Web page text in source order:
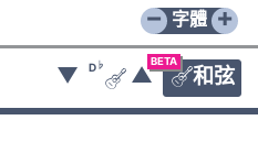
− +
字體
BETA
和弦
▼ D♭
 ▲